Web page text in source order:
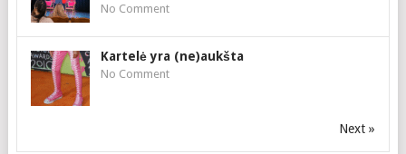
No Comment
Kartelė yra (ne)aukšta
No Comment
Next »